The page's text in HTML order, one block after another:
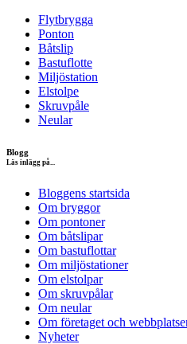
Flytbrygga
Ponton
Båtslip
Bastuflotte
Miljöstation
Elstolpe
Skruvpåle
Neular
Blogg
Läs inlägg på...
Bloggens startsida
Om bryggor
Om pontoner
Om båtslipar
Om bastuflottar
Om miljöstationer
Om elstolpar
Om skruvpålar
Om neular
Om företaget och
Nyheter